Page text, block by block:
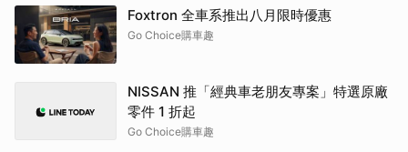
Foxtron 全車系推出八月限時優惠
Go Choice購車趣
NISSAN 推「經典車老朋友專案」特選原廠
零件 1 折起
Go Choice購車趣